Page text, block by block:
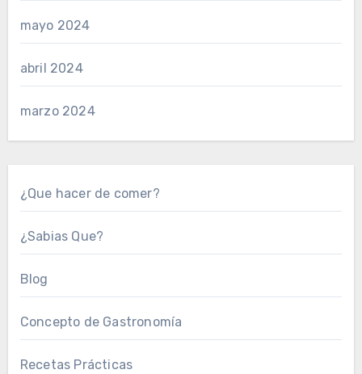
mayo 2024
abril 2024
marzo 2024
¿Que hacer de comer?
¿Sabias Que?
Blog
Concepto de Gastronomía
Recetas Prácticas